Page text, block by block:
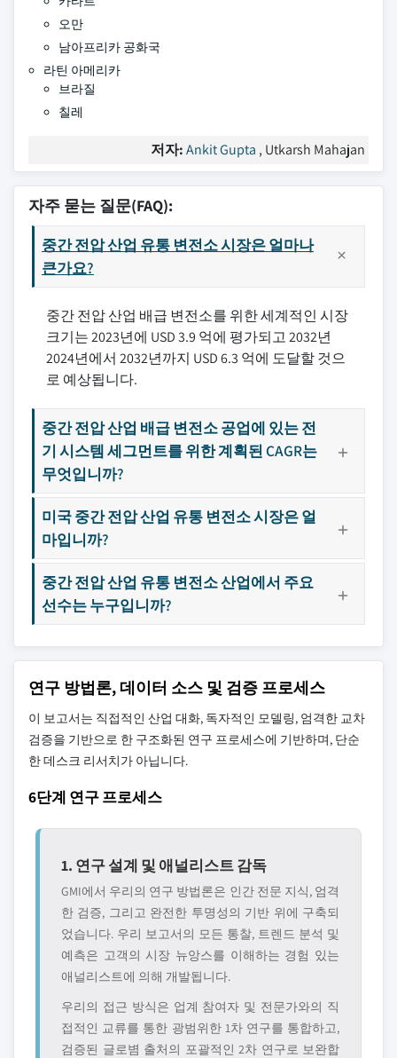
오만
남아프리카 공화국
라틴 아메리카
브라질
칠레
저자:Ankit Gupta , Utkarsh Mahajan
자주 묻는 질문(FAQ):
중간 전압 산업 유통 변전소 시장은 얼마나
큰가요?
중간 전압 산업 배급 변전소를 위한 세계적인 시장
크기는 2023년에 USD 3.9 억에 평가되고 2032년
2024년에서 2032년까지 USD 6.3 억에 도달할 것으
로 예상됩니다.
중간 전압 산업 배급 변전소 공업에 있는 전
기 시스템 세그먼트를 위한 계획된 CAGR는
무엇입니까?
미국 중간 전압 산업 유통 변전소 시장은 얼
마입니까?
중간 전압 산업 유통 변전소 산업에서 주요
선수는 누구입니까?
연구 방법론, 데이터 소스 및 검증 프로세스
이 보고서는 직접적인 산업 대화, 독자적인 모델링, 엄격한 교차
검증을 기반으로 한 구조화된 연구 프로세스에 기반하며, 단순
한 데스크 리서치가 아닙니다.
6단계 연구 프로세스
1. 연구 설계 및 애널리스트 감독
GMI에서 우리의 연구 방법론은 인간 전문 지식, 엄격
한 검증, 그리고 완전한 투명성의 기반 위에 구축되
었습니다. 우리 보고서의 모든 통찰, 트렌드 분석 및
예측은 고객의 시장 뉴앙스를 이해하는 경험 있는
애널리스트에 의해 개발됩니다.
우리의 접근 방식은 업계 참여자 및 전문가와의 직
접적인 교류를 통한 광범위한 1차 연구를 통합하고,
검증된 글로볌 출처의 포괄적인 2차 연구로 보완합